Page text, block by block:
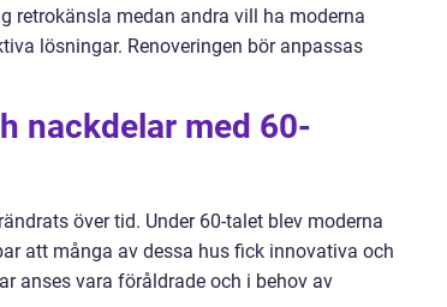
retrokänsla medan andra vill ha moderna
lösningar. Renoveringen bör anpassas
nackdelar med 60-
över tid. Under 60-talet blev moderna
att många av dessa hus fick innovativa och
anses vara föråldrade och i behov av